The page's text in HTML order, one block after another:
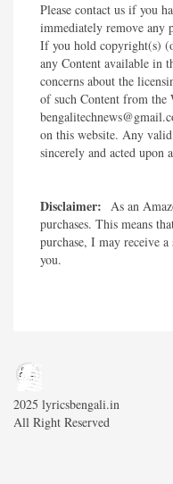
Please contact us if you
immediately remove any
If you hold copyright(s)
any Content available in
concerns about the
of such Content from the
on this website. Any
sincerely and acted upon
Disclaimer: As an
purchases. This means
purchase, I may receive
you.
2025 lyricsbengali.in
All Right Reserved